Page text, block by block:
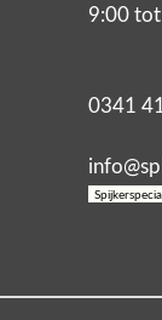
9:00
0341